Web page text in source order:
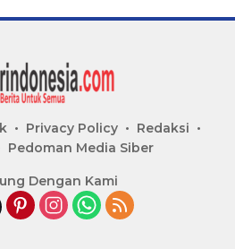
Privacy Policy
Redaksi
Pedoman Media Siber
Dengan Kami